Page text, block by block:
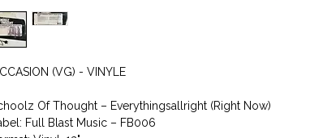
(VG) - VINYLE
Of Thought ‎– Everythingsallright (Right Now)
Full Blast Music ‎– FB006